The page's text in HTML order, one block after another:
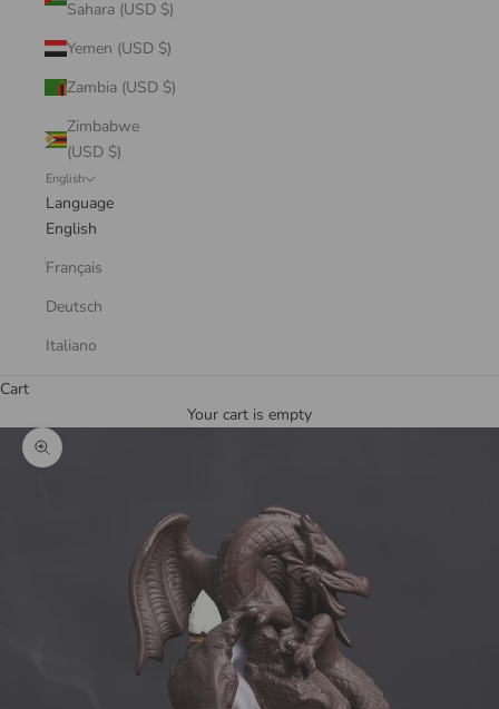
Sahara (USD $)
Yemen (USD $)
Zambia (USD $)
Zimbabwe
(USD $)
English
Language
English
Français
Deutsch
Italiano
Cart
Your cart is empty
Zoom picture